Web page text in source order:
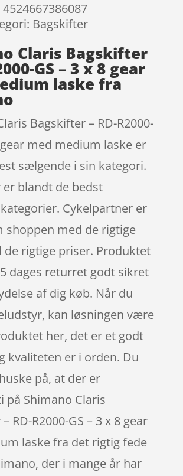
Bagskifter
Claris Bagskifter
GS – 3 x 8 gear
laske fra
Bagskifter – RD-R2000-
gear med medium laske er
sælgende i sin kategori.
er blandt de bedst
Cykelpartner er
shoppen med de rigtige
rigtige priser. Produktet
dages returret godt sikret
af dig køb. Når du
kan løsningen være
her, det er et godt
kvaliteten er i orden. Du
på, at der er
på Shimano Claris
RD-R2000-GS – 3 x 8 gear
laske fra det rigtig fede
der i mange år har